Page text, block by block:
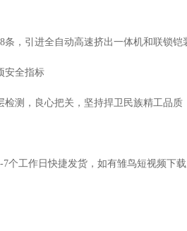
8条，引进全自动高速挤出一体机和联锁铠
安全指标
检测，良心把关，坚持捍卫民族精工品
7个工作日快捷发货，如有雏鸟短视频下